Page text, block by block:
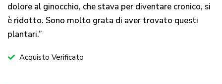
dolore al ginocchio, che stava per diventare cronico, si
è ridotto. Sono molto grata di aver trovato questi
plantari.”
Acquisto Verificato